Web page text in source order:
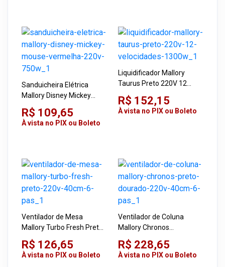
Sanduicheira Elétrica
Mallory Disney Mickey
Mouse Vermelha 220V
750W
R$ 109,65
À vista no PIX ou Boleto
Liquidificador Mallory
Taurus Preto 220V 12
Velocidades 1300W
R$ 152,15
À vista no PIX ou Boleto
Ventilador de Mesa
Mallory Turbo Fresh Preto
220V 40cm 6 Pás
R$ 126,65
À vista no PIX ou Boleto
Ventilador de Coluna
Mallory Chronos
Preto/Dourado 220V 40cm
6 Pás
R$ 228,65
À vista no PIX ou Boleto